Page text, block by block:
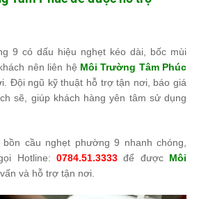
9 có dấu hiệu nghẹt kéo dài, bốc mùi
nên liên hệ Môi Trường Tâm Phúc
Đội ngũ kỹ thuật hỗ trợ tận nơi, báo giá
sẽ, giúp khách hàng yên tâm sử dụng
cầu nghẹt phường 9 nhanh chóng,
Hotline: 0784.51.3333để được Môi
và hỗ trợ tận nơi.